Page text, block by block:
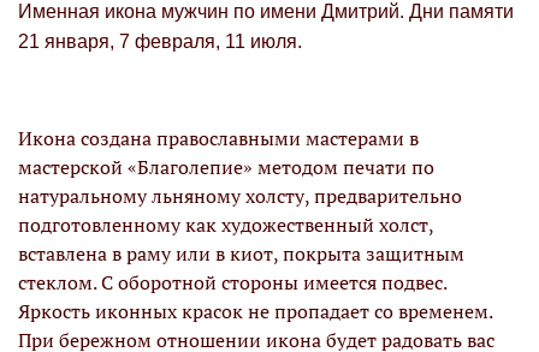
Именная икона мужчин по имени Дмитрий. Дни памяти
21 января, 7 февраля, 11 июля.
Икона создана православными мастерами в
мастерской «Благолепие» методом печати по
натуральному льняному холсту, предварительно
подготовленному как художественный холст,
вставлена в раму или в киот, покрыта защитным
стеклом. С оборотной стороны имеется подвес.
Яркость иконных красок не пропадает со временем.
При бережном отношении икона будет радовать вас